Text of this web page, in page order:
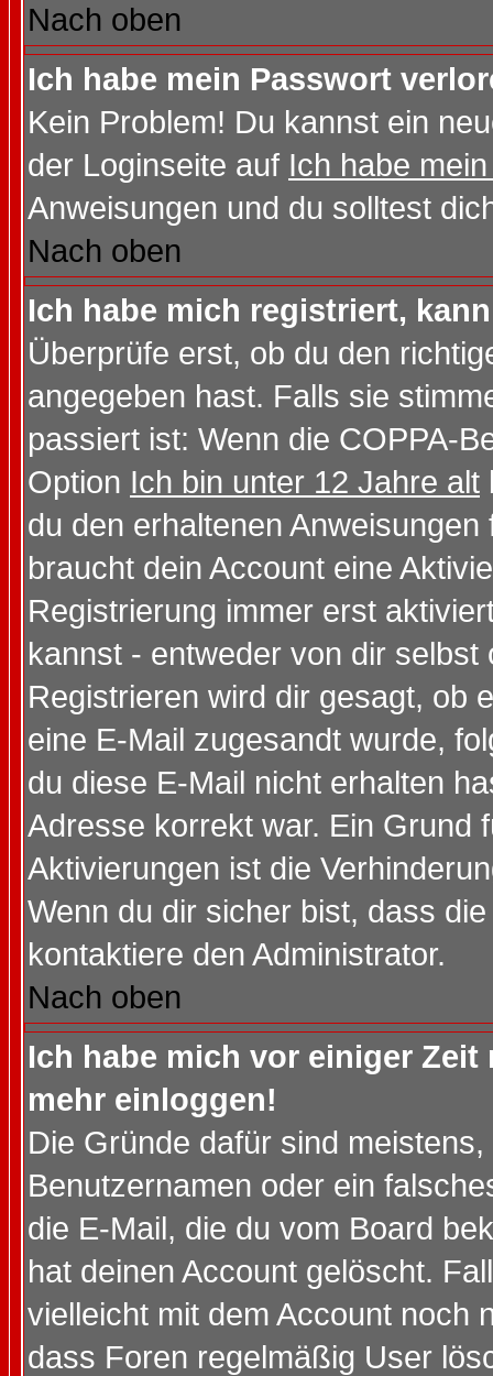
Nach oben
Ich habe mein Passwort
Kein Problem! Du kannst ein
der Loginseite auf Ich habe
Anweisungen und du solltest
Nach oben
Ich habe mich registriert,
Überprüfe erst, ob du den
angegeben hast. Falls sie
passiert ist: Wenn die COPPA-
Option Ich bin unter 12 Jahre alt
du den erhaltenen
braucht dein Account eine
Registrierung immer erst
kannst - entweder von dir selbst
Registrieren wird dir gesagt, ob
eine E-Mail zugesandt wurde,
du diese E-Mail nicht erhalten
Adresse korrekt war. Ein Grund
Aktivierungen ist die
Wenn du dir sicher bist, dass
kontaktiere den Administrator.
Nach oben
Ich habe mich vor einiger
mehr einloggen!
Die Gründe dafür sind
Benutzernamen oder ein
die E-Mail, die du vom Board
hat deinen Account gelöscht.
vielleicht mit dem Account noch
dass Foren regelmäßig User